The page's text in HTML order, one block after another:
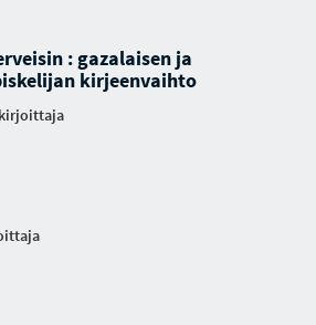
: gazalaisen ja
kirjeenvaihto